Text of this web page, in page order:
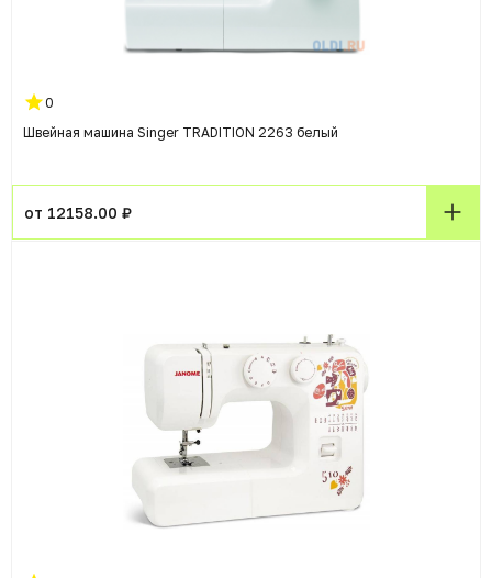
0
Швейная машина Singer TRADITION 2263 белый
от 12158.00 ₽